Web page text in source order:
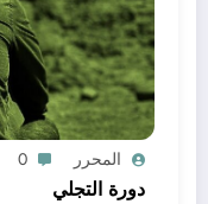
المحرر 0
دورة التجلي